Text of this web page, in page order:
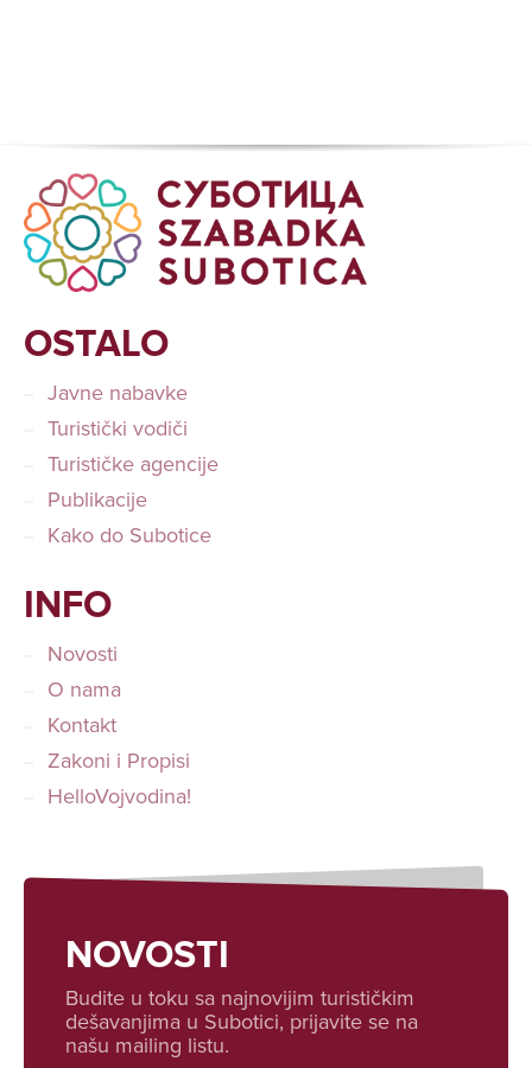
OSTALO
Javne nabavke
Turistički vodiči
Turističke agencije
Publikacije
Kako do Subotice
INFO
Novosti
O nama
Kontakt
Zakoni i Propisi
HelloVojvodina!
NOVOSTI
Budite u toku sa najnovijim turističkim
dešavanjima u Subotici, prijavite se na
našu mailing listu.